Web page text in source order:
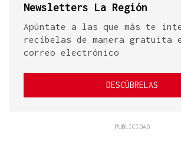
Newsletters La Región
Apúntate a las que más te
recíbelas de manera gratuita
correo electrónico
DESCÚBRELAS